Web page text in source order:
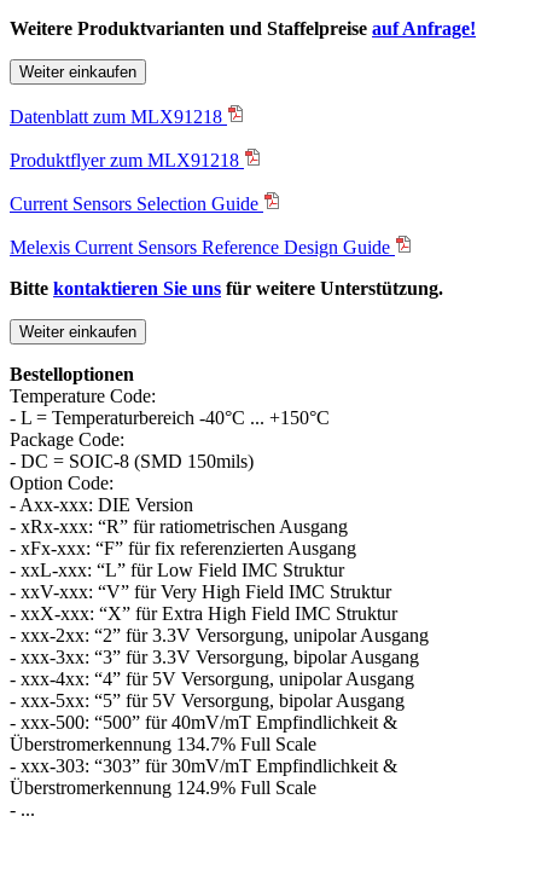
Weitere Produktvarianten und Staffelpreise auf Anfrage!
Weiter einkaufen
Datenblatt zum MLX91218
Produktflyer zum MLX91218
Current Sensors Selection Guide
Melexis Current Sensors Reference Design Guide
Bitte kontaktieren Sie uns für weitere Unterstützung.
Weiter einkaufen
Bestelloptionen
Temperature Code:
- L = Temperaturbereich -40°C ... +150°C
Package Code:
- DC = SOIC-8 (SMD 150mils)
Option Code:
- Axx-xxx: DIE Version
- xRx-xxx: “R” für ratiometrischen Ausgang
- xFx-xxx: “F” für fix referenzierten Ausgang
- xxL-xxx: “L” für Low Field IMC Struktur
- xxV-xxx: “V” für Very High Field IMC Struktur
- xxX-xxx: “X” für Extra High Field IMC Struktur
- xxx-2xx: “2” für 3.3V Versorgung, unipolar Ausgang
- xxx-3xx: “3” für 3.3V Versorgung, bipolar Ausgang
- xxx-4xx: “4” für 5V Versorgung, unipolar Ausgang
- xxx-5xx: “5” für 5V Versorgung, bipolar Ausgang
- xxx-500: “500” für 40mV/mT Empfindlichkeit &
Überstromerkennung 134.7% Full Scale
- xxx-303: “303” für 30mV/mT Empfindlichkeit &
Überstromerkennung 124.9% Full Scale
- ...